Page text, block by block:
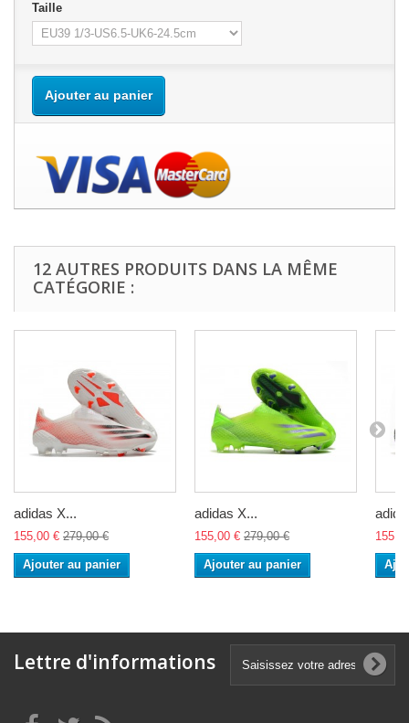
Taille
Ajouter au panier
12 AUTRES PRODUITS DANS LA MÊME
CATÉGORIE :
adidas X...
155,00 € 279,00 €
Ajouter au panier
adidas X...
155,00 € 279,00 €
Ajouter au panier
Lettre d'informations